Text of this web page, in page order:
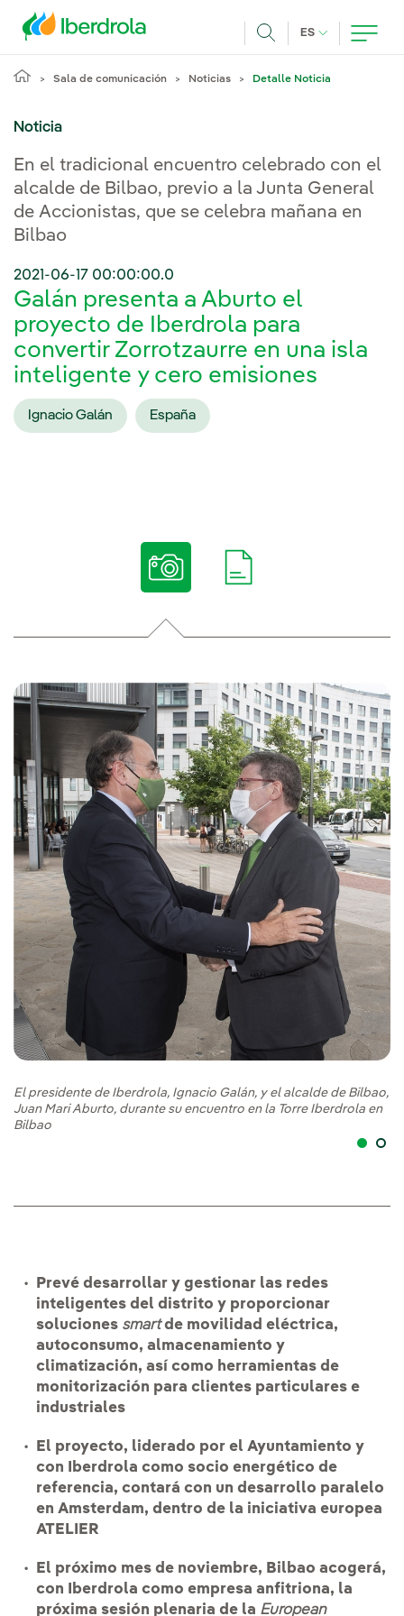
ES IDIOMA
Sala de comunicación Noticias Detalle Noticia
Noticia
En el tradicional encuentro celebrado con el
alcalde de Bilbao, previo a la Junta General
de Accionistas, que se celebra mañana en
Bilbao
2021-06-17 00:00:00.0
Galán presenta a Aburto el
proyecto de Iberdrola para
convertir Zorrotzaurre en una isla
inteligente y cero emisiones
Ignacio Galán España
El presidente de Iberdrola, Ignacio Galán, y el alcalde de Bilbao,
Juan Mari Aburto, durante su encuentro en la Torre Iberdrola en
Bilbao
Prevé desarrollar y gestionar las redes
inteligentes del distrito y proporcionar
soluciones smartde movilidad eléctrica,
autoconsumo, almacenamiento y
climatización, así como herramientas de
monitorización para clientes particulares e
industriales
El proyecto, liderado por el Ayuntamiento y
con Iberdrola como socio energético de
referencia, contará con un desarrollo paralelo
en Amsterdam, dentro de la iniciativa europea
ATELIER
El próximo mes de noviembre, Bilbao acogerá,
con Iberdrola como empresa anfitriona, la
próxima sesión plenaria de la European